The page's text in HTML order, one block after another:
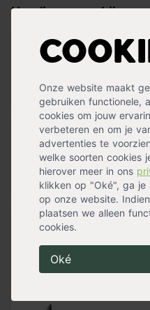
Onze website maakt
gebruiken functionele,
cookies om jouw
verbeteren en om je
advertenties te
welke soorten cookies
hierover meer in ons
klikken op "Oké", ga je
op onze website.
plaatsen we alleen
cookies.
Oké
Handig voor erbij
47,99
Pokon
h
op voorraad
14,89
op voorraad